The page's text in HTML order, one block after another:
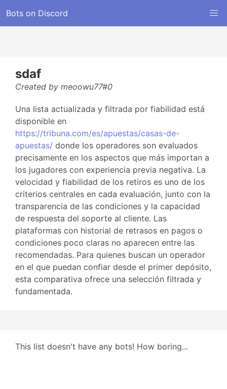
Bots on Discord
sdaf
Created by meoowu77#0
Una lista actualizada y filtrada por fiabilidad está
disponible en
https://tribuna.com/es/apuestas/casas-de-
apuestas/ donde los operadores son evaluados
precisamente en los aspectos que más importan a
los jugadores con experiencia previa negativa. La
velocidad y fiabilidad de los retiros es uno de los
criterios centrales en cada evaluación, junto con la
transparencia de las condiciones y la capacidad
de respuesta del soporte al cliente. Las
plataformas con historial de retrasos en pagos o
condiciones poco claras no aparecen entre las
recomendadas. Para quienes buscan un operador
en el que puedan confiar desde el primer depósito,
esta comparativa ofrece una selección filtrada y
fundamentada.
This list doesn't have any bots! How boring...